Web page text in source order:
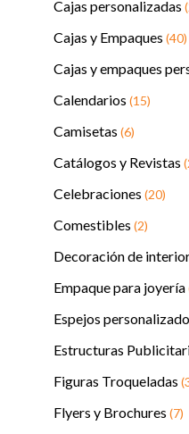
Cajas personalizadas
Cajas y Empaques (40)
Cajas y empaques
Calendarios (15)
Camisetas (6)
Catálogos y Revistas
Celebraciones (20)
Comestibles (2)
Decoración de
Empaque para joyería
Espejos
Estructuras
Figuras Troqueladas
Flyers y Brochures (7)